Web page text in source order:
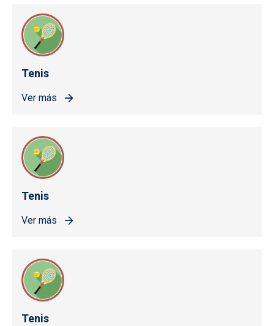
Tenis
Ver más
Tenis
Ver más
Tenis